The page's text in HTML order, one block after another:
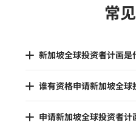
常
新加坡全球投资者计画是
谁有资格申请新加坡全球
申请新加坡全球投资者计